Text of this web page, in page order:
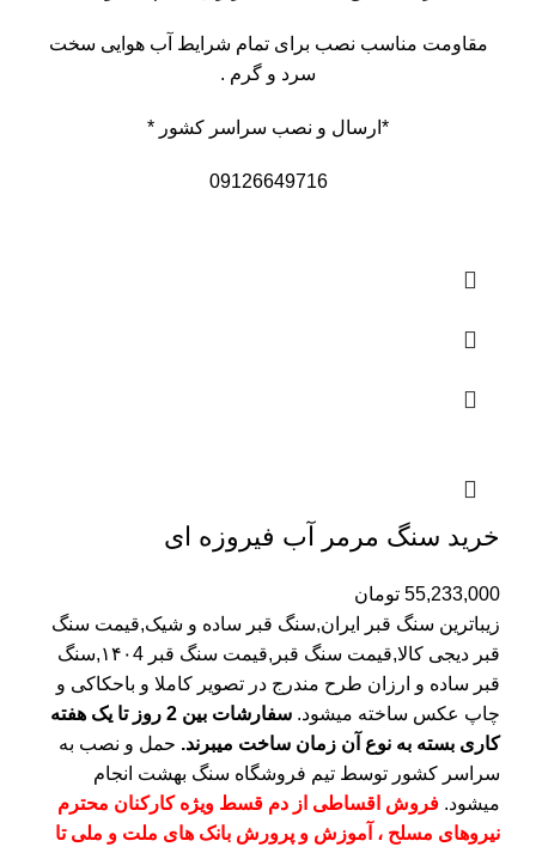
مقاومت مناسب نصب برای تمام شرایط آب هوایی سخت
سرد و گرم .
*ارسال و نصب سراسر کشور *
09126649716
خرید سنگ مرمر آب فیروزه ای
55,233,000 تومان
زیباترین سنگ قبر ایران,سنگ قبر ساده و شیک,قیمت سنگ
قبر دیجی کالا,قیمت سنگ قبر,قیمت سنگ قبر ۱۴۰4,سنگ
قبر ساده و ارزان طرح مندرج در تصویر کاملا و باحکاکی و
چاپ عکس ساخته میشود.
سفارشات بین 2 روز تا یک هفته
کاری بسته به نوع آن زمان ساخت میبرند. حمل و نصب به
سراسر کشور توسط تیم فروشگاه سنگ بهشت انجام
میشود. فروش اقساطی از دم قسط ویژه کارکنان محترم
نیروهای مسلح ، آموزش و پرورش بانک های ملت و ملی تا